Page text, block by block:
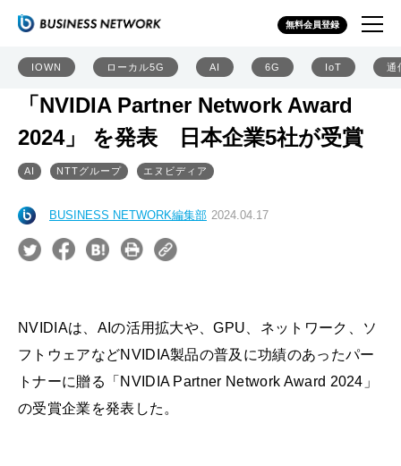
無料会員登録
IOWN ローカル5G AI 6G IoT 通
「NVIDIA Partner Network Award
2024」 を発表 日本企業5社が受賞
AI NTTグループ エヌビディア
BUSINESS NETWORK編集部 2024.04.17
NVIDIAは、AIの活用拡大や、GPU、ネットワーク、ソ
フトウェアなどNVIDIA製品の普及に功績のあったパー
トナーに贈る「NVIDIA Partner Network Award 2024」
の受賞企業を発表した。